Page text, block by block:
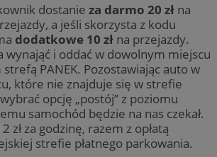
dostanie za darmo 20 zł na
a jeśli skorzysta z kodu
dodatkowe 10 zł na przejazdy.
wynająć i oddać w dowolnym miejscu
PANEK. Pozostawiając auto w
które nie znajduje się w strefie
opcję „postój” z poziomu
samochód będzie na nas czekał.
zł za godzinę, razem z opłatą
strefie płatnego parkowania.